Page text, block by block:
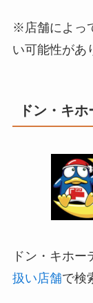
※店舗によっ
い可能性があ
ドン・キホ
ドン・キホー
扱い店舗で検